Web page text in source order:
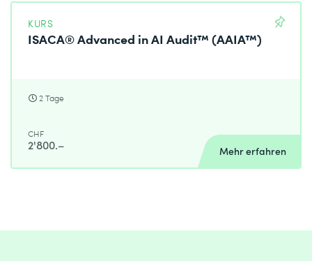
KURS
ISACA® Advanced in AI Audit™ (AAIA™)
2 Tage
CHF
2'800.– Mehr erfahren